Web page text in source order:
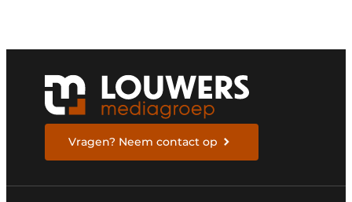
Vragen? Neem contact op